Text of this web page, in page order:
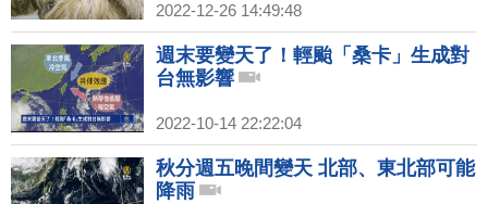
2022-12-26 14:49:48
週末要變天了！輕颱「桑卡」生成對
台無影響
2022-10-14 22:22:04
秋分週五晚間變天 北部、東北部可能
降雨